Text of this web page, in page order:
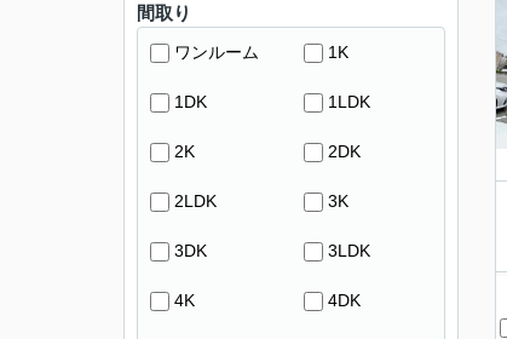
間取り
ワンルーム 1K
1DK 1LDK
2K 2DK
2LDK 3K
3DK 3LDK
4K 4DK